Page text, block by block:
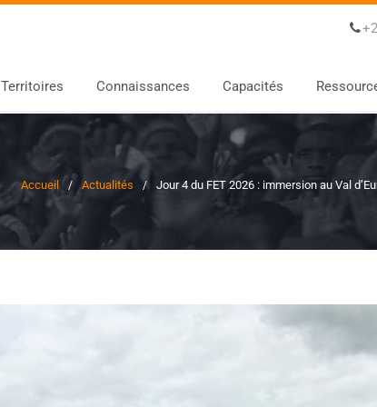
Territoires Connaissances Capacités
Accueil Actualités Jour 4 du FET 2026 : immersion au Val